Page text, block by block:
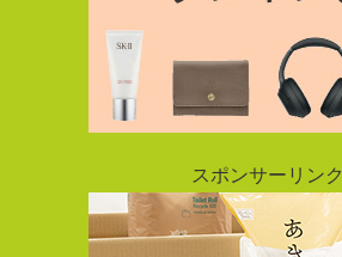
スポンサーリンク